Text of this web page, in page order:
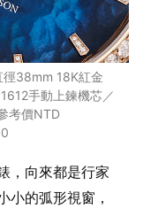
38mm 18K紅金
手動上鍊機芯／
考價NTD
，向來都是行家
小的弧形視窗，